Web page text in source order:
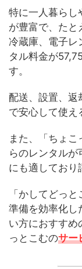
特に一人暮らし
が豊富で、たと
冷蔵庫、電子レ
タル料金が
す。
配送、設置、返
で安心して使え
また、「ちょ
らのレンタル
にも適しており
「かしてどっ
準備を効率化し
い方におすすめ
っとこむのサー